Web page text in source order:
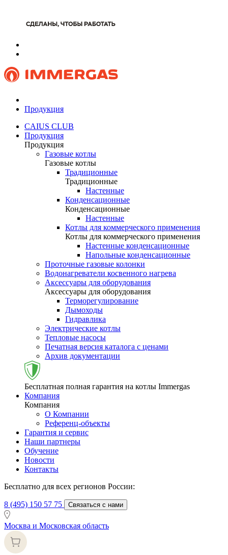
Продукция
CAIUS CLUB
Продукция
Продукция
Газовые котлы
Газовые котлы
Традиционные
Традиционные
Настенные
Конденсационные
Конденсационные
Настенные
Котлы для коммерческого применения
Котлы для коммерческого применения
Настенные конденсационные
Напольные конденсационные
Проточные газовые колонки
Водонагреватели косвенного нагрева
Аксессуары для оборудования
Аксессуары для оборудования
Терморегулирование
Дымоходы
Гидравлика
Электрические котлы
Тепловые насосы
Печатная версия каталога с ценами
Архив документации
Бесплатная полная гарантия на котлы Immergas
Компания
Компания
О Компании
Референц-объекты
Гарантия и сервис
Наши партнеры
Обучение
Новости
Контакты
Бесплатно для всех регионов России:
8 (495) 150 57 75 Связаться с нами
Москва и Московская область